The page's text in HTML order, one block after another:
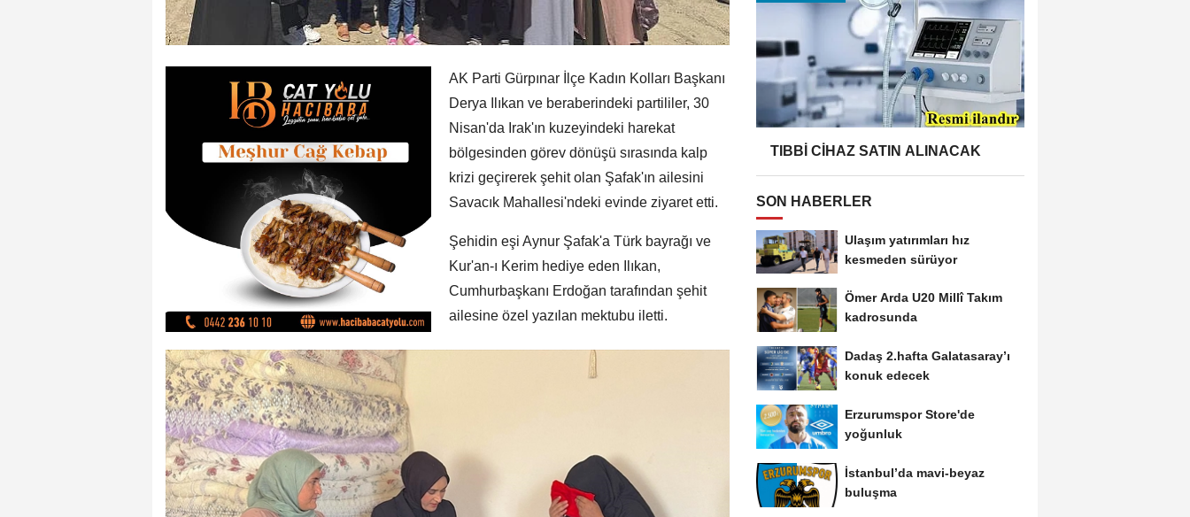
AK Parti Gürpınar İlçe Kadın Kolları Başkanı
Derya Ilıkan ve beraberindeki partililer, 30
Nisan'da Irak'ın kuzeyindeki harekat
bölgesinden görev dönüşü sırasında kalp
krizi geçirerek şehit olan Şafak'ın ailesini
Savacık Mahallesi'ndeki evinde ziyaret etti.
Şehidin eşi Aynur Şafak'a Türk bayrağı ve
Kur'an-ı Kerim hediye eden Ilıkan,
Cumhurbaşkanı Erdoğan tarafından şehit
ailesine özel yazılan mektubu iletti.
TIBBİ CİHAZ SATIN ALINACAK
SON HABERLER
Ulaşım yatırımları hız
kesmeden sürüyor
Ömer Arda U20 Millî Takım
kadrosunda
Dadaş 2.hafta Galatasaray’ı
konuk edecek
Erzurumspor Store'de
yoğunluk
İstanbul’da mavi-beyaz
buluşma